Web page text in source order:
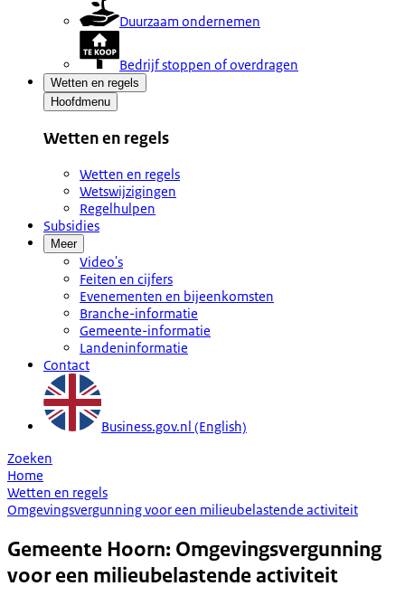
Duurzaam ondernemen
Bedrijf stoppen of overdragen
Wetten en regels
Hoofdmenu
Wetten en regels
Wetten en regels
Wetswijzigingen
Regelhulpen
Subsidies
Meer
Video's
Feiten en cijfers
Evenementen en bijeenkomsten
Branche-informatie
Gemeente-informatie
Landeninformatie
Contact
Business.gov.nl (English)
Zoeken
Home
Wetten en regels
Omgevingsvergunning voor een milieubelastende activiteit
Gemeente Hoorn: Omgevingsvergunning
voor een milieubelastende activiteit